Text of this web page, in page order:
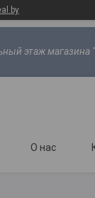
этаж
О нас